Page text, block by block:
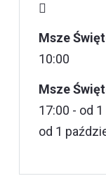
Msze
10:00
Msze
17:00 - od
od 1